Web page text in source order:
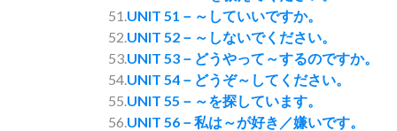
51.UNIT 51－～していいですか。
52.UNIT 52－～しないでください。
53.UNIT 53－どうやって～するのですか。
54.UNIT 54－どうぞ～してください。
55.UNIT 55－～を探しています。
56.UNIT 56－私は～が好き／嫌いです。